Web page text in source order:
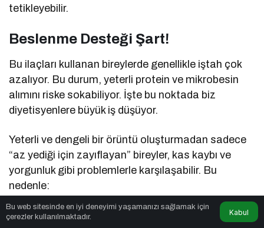
tetikleyebilir.
Beslenme Desteği Şart!
Bu ilaçları kullanan bireylerde genellikle iştah çok
azalıyor. Bu durum, yeterli protein ve mikrobesin
alımını riske sokabiliyor. İşte bu noktada biz
diyetisyenlere büyük iş düşüyor.
Yeterli ve dengeli bir örüntü oluşturmadan sadece
“az yediği için zayıflayan” bireyler, kas kaybı ve
yorgunluk gibi problemlerle karşılaşabilir. Bu
nedenle:
Yeterli protein alımı
Bu web sitesinde en iyi deneyimi yaşamanızı sağlamak için
çerezler kullanılmaktadır.
Kabul